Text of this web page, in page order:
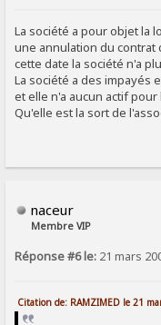
La société a pour objet la
une annulation du contrat
cette date la société n'a
La société a des impayés
et elle n'a aucun actif pour
Qu'elle est la sort de
naceur
Membre VIP
Réponse #6 le: 21 mars
Citation de: RAMZIMED le 21